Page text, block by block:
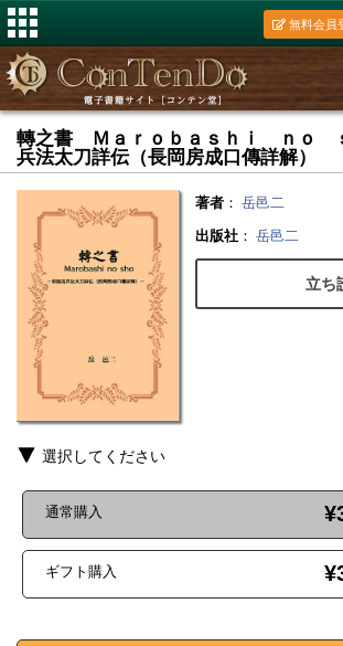
無料会員
轉之書 Ｍａｒｏｂａｓｈｉ ｎｏ
兵法太刀詳伝（長岡房成口傳詳解）
著者 ： 岳邑二
出版社 ： 岳邑二
立ち
選択してください
通常購入
ギフト購入